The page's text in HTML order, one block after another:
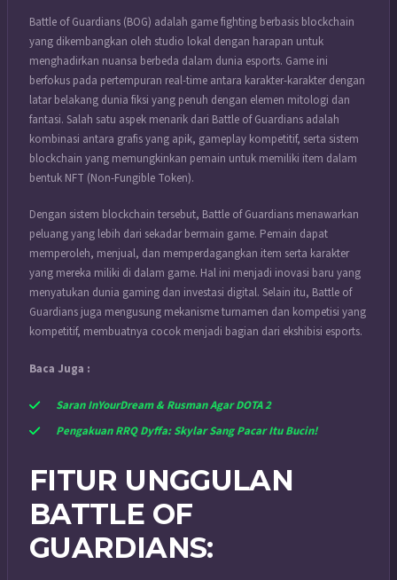
Battle of Guardians (BOG) adalah game fighting berbasis blockchain
yang dikembangkan oleh studio lokal dengan harapan untuk
menghadirkan nuansa berbeda dalam dunia esports. Game ini
berfokus pada pertempuran real-time antara karakter-karakter dengan
latar belakang dunia fiksi yang penuh dengan elemen mitologi dan
fantasi. Salah satu aspek menarik dari Battle of Guardians adalah
kombinasi antara grafis yang apik, gameplay kompetitif, serta sistem
blockchain yang memungkinkan pemain untuk memiliki item dalam
bentuk NFT (Non-Fungible Token).
Dengan sistem blockchain tersebut, Battle of Guardians menawarkan
peluang yang lebih dari sekadar bermain game. Pemain dapat
memperoleh, menjual, dan memperdagangkan item serta karakter
yang mereka miliki di dalam game. Hal ini menjadi inovasi baru yang
menyatukan dunia gaming dan investasi digital. Selain itu, Battle of
Guardians juga mengusung mekanisme turnamen dan kompetisi yang
kompetitif, membuatnya cocok menjadi bagian dari ekshibisi esports.
Baca Juga :
Saran InYourDream & Rusman Agar DOTA 2
Pengakuan RRQ Dyffa: Skylar Sang Pacar Itu Bucin!
FITUR UNGGULAN
BATTLE OF
GUARDIANS: